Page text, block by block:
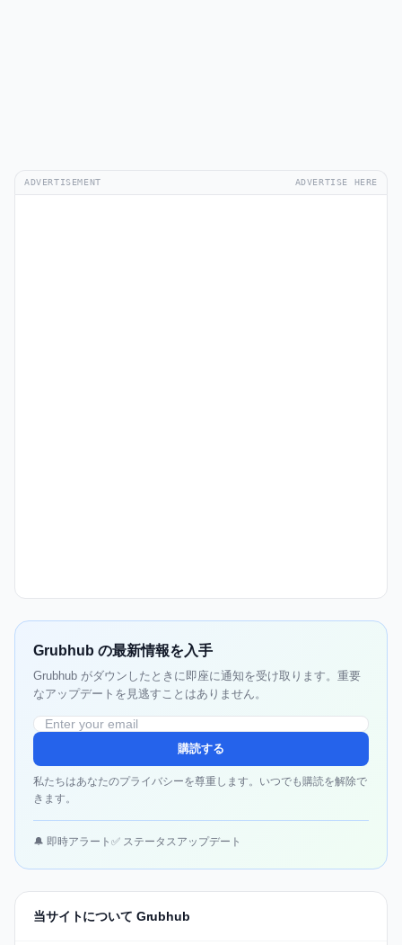
ADVERTISEMENT ADVERTISE HERE
Grubhub の最新情報を入手
Grubhub がダウンしたときに即座に通知を受け取ります。重要
なアップデートを見逃すことはありません。
購読する
私たちはあなたのプライバシーを尊重します。いつでも購読を解除で
きます。
🔔 即時アラート ✅ ステータスアップデート
当サイトについて Grubhub